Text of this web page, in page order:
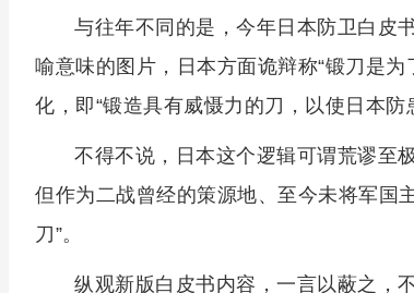
与往年不同的是，今年日本防卫白皮
喻意味的图片，日本方面诡辩称“锻刀是
化，即“锻造具有威慑力的刀，以使日本防
不得不说，日本这个逻辑可谓荒谬至
但作为二战曾经的策源地、至今未将军国
刀”。
纵观新版白皮书内容，一言以蔽之，